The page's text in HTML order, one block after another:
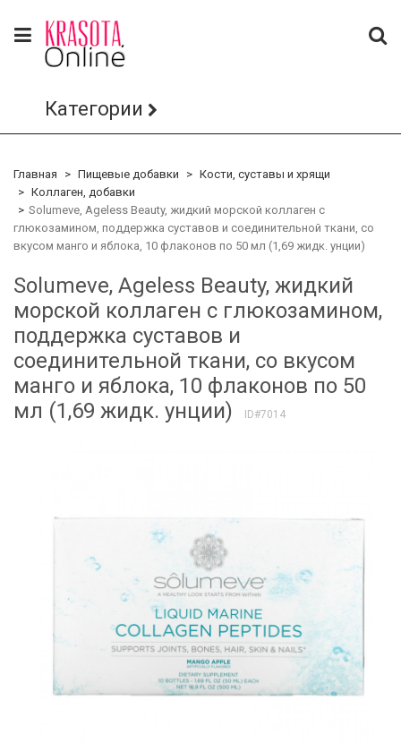
Категории
Главная Пищевые добавки
Кости, суставы и хрящи
Коллаген, добавки
Solumeve, Ageless Beauty, жидкий морской коллаген с
глюкозамином, поддержка суставов и соединительной ткани, со
вкусом манго и яблока, 10 флаконов по 50 мл (1,69 жидк. унции)
Solumeve, Ageless Beauty, жидкий
морской коллаген с глюкозамином,
поддержка суставов и
соединительной ткани, со вкусом
манго и яблока, 10 флаконов по 50
мл (1,69 жидк. унции)
ID#7014